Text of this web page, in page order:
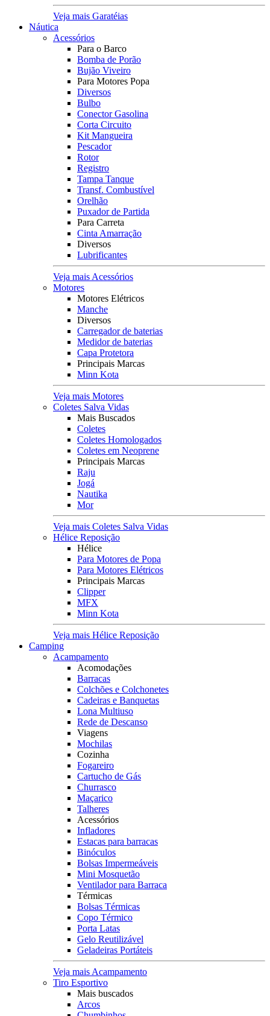
Veja mais Garatéias
Náutica
Acessórios
Para o Barco
Bomba de Porão
Bujão Viveiro
Para Motores Popa
Diversos
Bulbo
Conector Gasolina
Corta Circuito
Kit Mangueira
Pescador
Rotor
Registro
Tampa Tanque
Transf. Combustível
Orelhão
Puxador de Partida
Para Carreta
Cinta Amarração
Diversos
Lubrificantes
Veja mais Acessórios
Motores
Motores Elétricos
Manche
Diversos
Carregador de baterias
Medidor de baterias
Capa Protetora
Principais Marcas
Minn Kota
Veja mais Motores
Coletes Salva Vidas
Mais Buscados
Coletes
Coletes Homologados
Coletes em Neoprene
Principais Marcas
Raju
Jogá
Nautika
Mor
Veja mais Coletes Salva Vidas
Hélice Reposição
Hélice
Para Motores de Popa
Para Motores Elétricos
Principais Marcas
Clipper
MFX
Minn Kota
Veja mais Hélice Reposição
Camping
Acampamento
Acomodações
Barracas
Colchões e Colchonetes
Cadeiras e Banquetas
Lona Multiuso
Rede de Descanso
Viagens
Mochilas
Cozinha
Fogareiro
Cartucho de Gás
Churrasco
Maçarico
Talheres
Acessórios
Infladores
Estacas para barracas
Binóculos
Bolsas Impermeáveis
Mini Mosquetão
Ventilador para Barraca
Térmicas
Bolsas Térmicas
Copo Térmico
Porta Latas
Gelo Reutilizável
Geladeiras Portáteis
Veja mais Acampamento
Tiro Esportivo
Mais buscados
Arcos